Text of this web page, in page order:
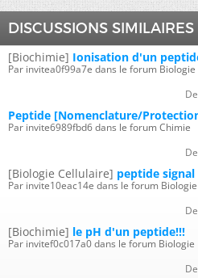
DISCUSSIONS SIMILAIRES
[Biochimie] Ionisation d'un
Par invitea0f99a7e dans le forum Biologie
Peptide [Nomenclature/
Par invite6989fbd6 dans le forum Chimie
[Biologie Cellulaire] peptide signal
Par invite10eac14e dans le forum Biologie
[Biochimie] le pH d'un peptide!!!
Par invitef0c017a0 dans le forum Biologie